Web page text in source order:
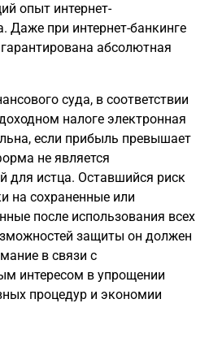
опыт интернет-
Даже при интернет-банкинге
абсолютная
суда, в соответствии
налоге электронная
если прибыль превышает
не является
для истца. Оставшийся риск
на сохраненные или
после использования всех
защиты он должен
в связи с
интересом в упрощении
процедур и экономии